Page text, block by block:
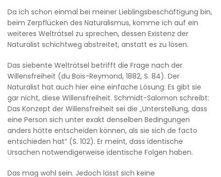
Da ich schon einmal bei meiner Lieblingsbeschäftigung bin,
beim Zerpflücken des Naturalismus, komme ich auf ein
weiteres Welträtsel zu sprechen, dessen Existenz der
Naturalist schichtweg abstreitet, anstatt es zu lösen.
Das siebente Welträtsel betrifft die Frage nach der
Willensfreiheit (du Bois-Reymond, 1882, S. 84). Der
Naturalist hat auch hier eine einfache Lösung: Es gibt sie
gar nicht, diese Willensfreiheit. Schmidt-Salomon schreibt:
Das Konzept der Willensfreiheit sei die „Unterstellung, dass
eine Person sich unter exakt denselben Bedingungen
anders hätte entscheiden können, als sie sich de facto
entschieden hat“ (S. 102). Er meint, dass identische
Ursachen notwendigerweise identische Folgen haben.
Das mag wohl sein. Jedoch lässt sich keine